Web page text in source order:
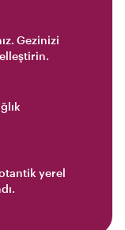
Gezinizi
yerel